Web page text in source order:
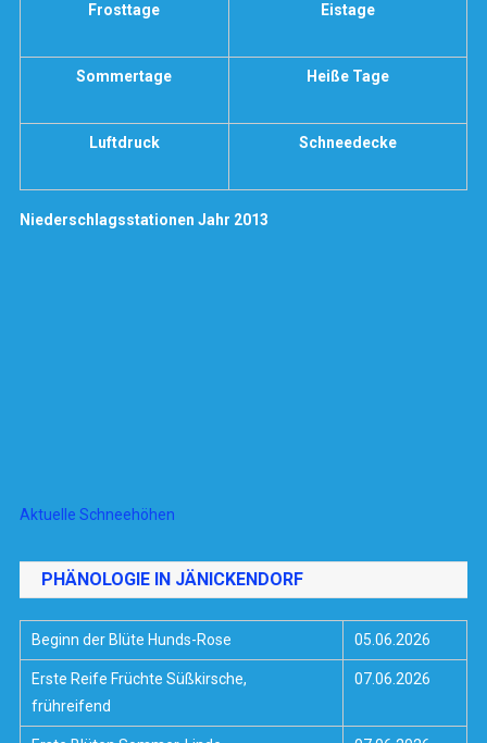
Frosttage Eistage
Sommertage Heiße Tage
Luftdruck Schneedecke
Niederschlagsstationen Jahr 2013
Aktuelle Schneehöhen
PHÄNOLOGIE IN JÄNICKENDORF
Beginn der Blüte Hunds-Rose 05.06.2026
Erste Reife Früchte Süßkirsche,
frühreifend
07.06.2026